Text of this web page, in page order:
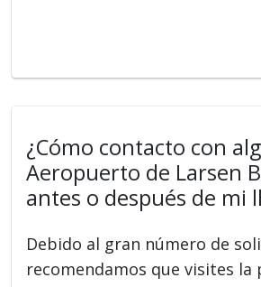
¿Cómo contacto con
Aeropuerto de Larsen
antes o después de mi
Debido al gran número de
recomendamos que visites la